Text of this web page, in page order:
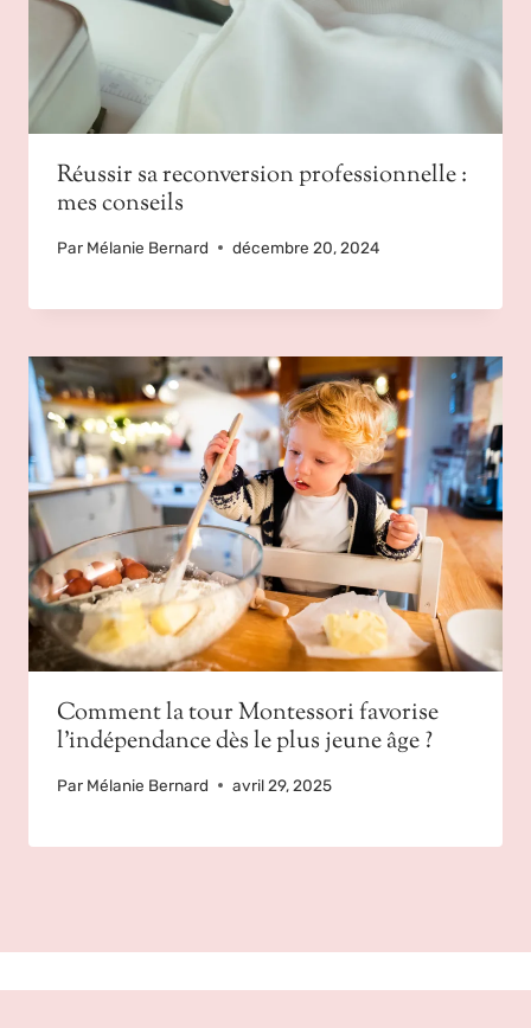
Réussir sa reconversion professionnelle :
mes conseils
Par Mélanie Bernard décembre 20, 2024
Comment la tour Montessori favorise
l’indépendance dès le plus jeune âge ?
Par Mélanie Bernard avril 29, 2025